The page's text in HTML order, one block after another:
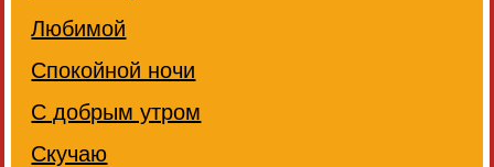
Любимой
Спокойной ночи
С добрым утром
Скучаю